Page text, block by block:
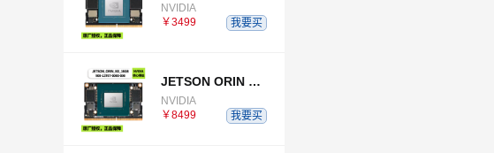
NVIDIA
￥3499
我要买
JETSON ORIN NX 16GB
NVIDIA
￥8499
我要买